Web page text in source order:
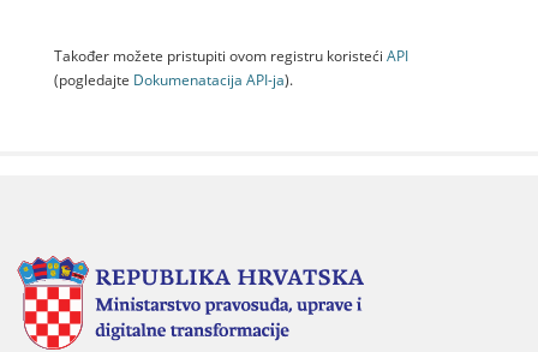
Također možete pristupiti ovom registru koristeći API
(pogledajte Dokumenаtаcijа API-jа).